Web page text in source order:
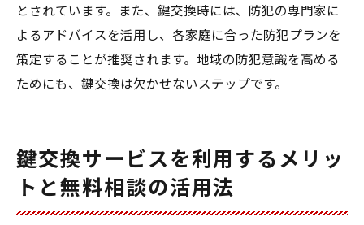
鍵交換サービスの費用とクオリティの比較
とされています。また、鍵交換時には、防犯の専門家に
よるアドバイスを活用し、各家庭に合った防犯プランを
策定することが推奨されます。地域の防犯意識を高める
ためにも、鍵交換は欠かせないステップです。
鍵交換サービスを利用するメリッ
トと無料相談の活用法